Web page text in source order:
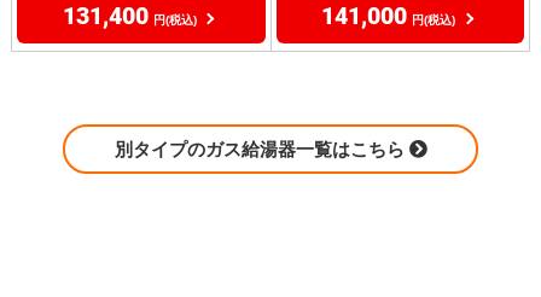
131,400 円(税込) 141,000 円(税込)
別タイプのガス給湯器一覧はこちら